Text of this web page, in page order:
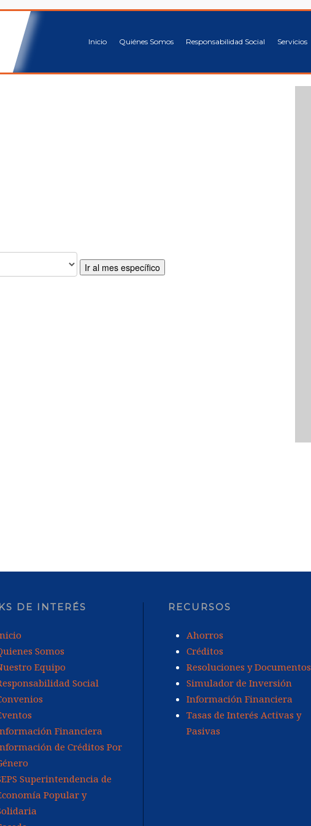
Inicio Quiénes Somos Responsabilidad Social Servicios
Ir al mes específico
DE INTERÉS
Somos
Equipo
Social
Financiera
de Créditos Por
Superintendencia de
Popular y
RECURSOS
Ahorros
Créditos
Resoluciones y Documentos
Simulador de Inversión
Información Financiera
Tasas de Interés Activas y
Pasivas